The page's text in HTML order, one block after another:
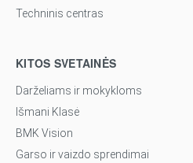
Techninis centras
KITOS SVETAINĖS
Darželiams ir mokykloms
Išmani Klasė
BMK Vision
Garso ir vaizdo sprendimai